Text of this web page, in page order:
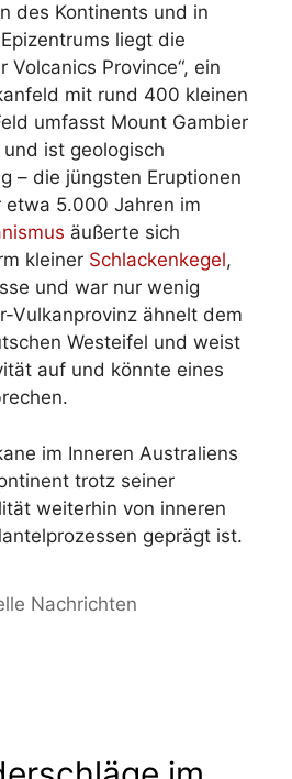
des Kontinents und in
liegt die
Volcanics Province“, ein
mit rund 400 kleinen
umfasst Mount Gambier
ist geologisch
– die jüngsten Eruptionen
etwa 5.000 Jahren im
äußerte sich
kleiner Schlackenkegel,
und war nur wenig
Vulkanprovinz ähnelt dem
Westeifel und weist
auf und könnte eines
im Inneren Australiens
trotz seiner
weiterhin von inneren
geprägt ist.
Nachrichten